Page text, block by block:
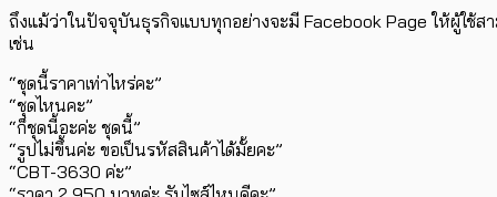
ถึงแม้ว่าในปัจจุบันธุรกิจแบบทุกอย่างจะมี Facebook Page ให้ผู้ใช้ส
เช่น
“ชุดนี้ราคาเท่าไหร่คะ”
“ชุดไหนคะ”
“ก็ชุดนี้อะค่ะ ชุดนี้”
“รูปไม่ขึ้นค่ะ ขอเป็นรหัสสินค้าได้มั้ยคะ”
“CBT-3630 ค่ะ”